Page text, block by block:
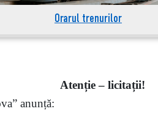
Orarul trenurilor
Atenție – licitații!
anunță: